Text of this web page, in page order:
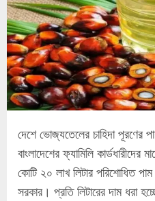
দেশে ভোজ্যতেলের চাহিদা পূরণের
বাংলাদেশের ফ্যামিলি
কোটি ২০ লাখ লিটার পরিশোধিত
সরকার। প্রতি লিটারের দাম ধরা